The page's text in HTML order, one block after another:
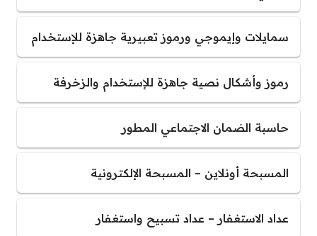
سمايلات وإيموجي ورموز تعبيرية جاهزة للإستخدام
رموز وأشكال نصية جاهزة للإستخدام والزخرفة
حاسبة الضمان الاجتماعي المطور
المسبحة أونلاين – المسبحة الإلكترونية
عداد الاستغفار – عداد تسبيح واستغفار